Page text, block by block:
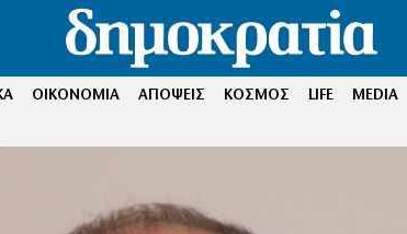
ΟΙΚΟΝΟΜΙΑ ΑΠΟΨΕΙΣ ΚΟΣΜΟΣ LIFE MEDIA